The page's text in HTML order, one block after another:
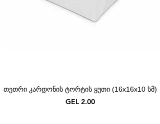
თეთრი კარდონის ტორტის ყუთი (16x16x10 სმ)
Price
GEL 2.00